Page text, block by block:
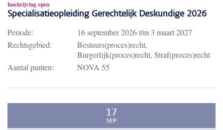
Inschrijving open
Specialisatieopleiding Gerechtelijk Deskundige 2026
Periode: 16 september 2026t/m 3 maart 2027
Rechtsgebied:
Bestuurs(proces)recht,
Burgerlijk(proces)recht, Straf(proces)recht
Aantal punten:
NOVA 55
17
SEP